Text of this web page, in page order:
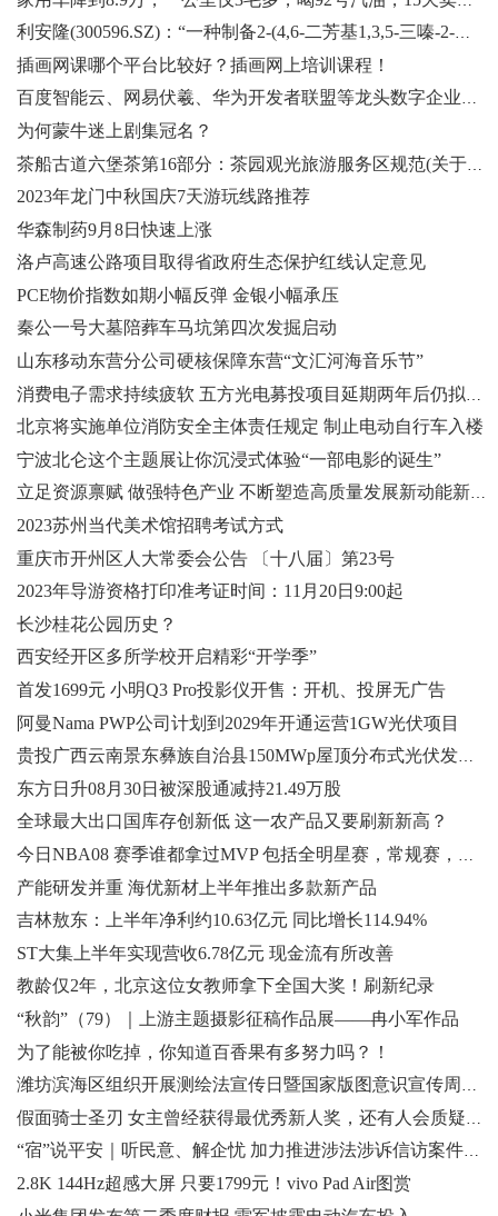
利安隆(300596.SZ)：“一种制备2-(4,6-二芳基1,3,5-三嗪-2-基)-5-烷氧基-苯酚的方法”获发明专利
插画网课哪个平台比较好？插画网上培训课程！
百度智能云、网易伏羲、华为开发者联盟等龙头数字企业将参展第四届中国国际文化旅游博览会
为何蒙牛迷上剧集冠名？
2023年龙门中秋国庆7天游玩线路推荐
华森制药9月8日快速上涨
洛卢高速公路项目取得省政府生态保护红线认定意见
PCE物价指数如期小幅反弹 金银小幅承压
秦公一号大墓陪葬车马坑第四次发掘启动
山东移动东营分公司硬核保障东营“文汇河海音乐节”
北京将实施单位消防安全主体责任规定 制止电动自行车入楼
宁波北仑这个主题展让你沉浸式体验“一部电影的诞生”
立足资源禀赋 做强特色产业 不断塑造高质量发展新动能新优势
2023苏州当代美术馆招聘考试方式
重庆市开州区人大常委会公告 〔十八届〕第23号
2023年导游资格打印准考证时间：11月20日9:00起
长沙桂花公园历史？
西安经开区多所学校开启精彩“开学季”
首发1699元 小明Q3 Pro投影仪开售：开机、投屏无广告
阿曼Nama PWP公司计划到2029年开通运营1GW光伏项目
贵投广西云南景东彝族自治县150MWp屋顶分布式光伏发电建设项目电线电缆采购
东方日升08月30日被深股通减持21.49万股
全球最大出口国库存创新低 这一农产品又要刷新新高？
产能研发并重 海优新材上半年推出多款新产品
吉林敖东：上半年净利约10.63亿元 同比增长114.94%
ST大集上半年实现营收6.78亿元 现金流有所改善
教龄仅2年，北京这位女教师拿下全国大奖！刷新纪录
“秋韵”（79）｜上游主题摄影征稿作品展——冉小军作品
为了能被你吃掉，你知道百香果有多努力吗？！
潍坊滨海区组织开展测绘法宣传日暨国家版图意识宣传周活动
“宿”说平安｜听民意、解企忧 加力推进涉法涉诉信访案件化解
2.8K 144Hz超感大屏 只要1799元！vivo Pad Air图赏